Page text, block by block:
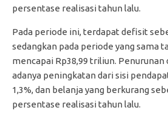
persentase realisasi tahun lalu.
Pada periode ini, terdapat defisit
sedangkan pada periode yang sama
mencapai Rp38,99 triliun.
adanya peningkatan dari sisi
1,3%, dan belanja yang berkurang
persentase realisasi tahun lalu.